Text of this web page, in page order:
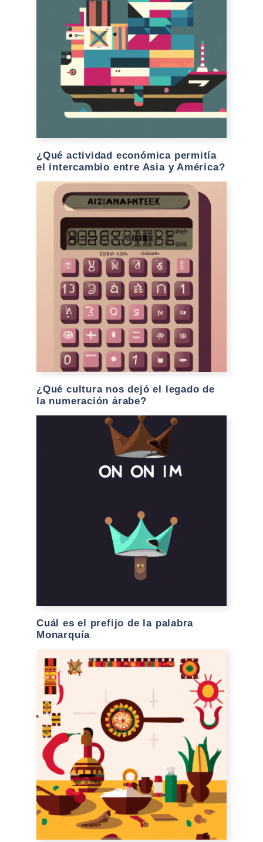
¿Qué actividad económica permitía
el intercambio entre Asia y América?
¿Qué cultura nos dejó el legado de
la numeración árabe?
Cuál es el prefijo de la palabra
Monarquía